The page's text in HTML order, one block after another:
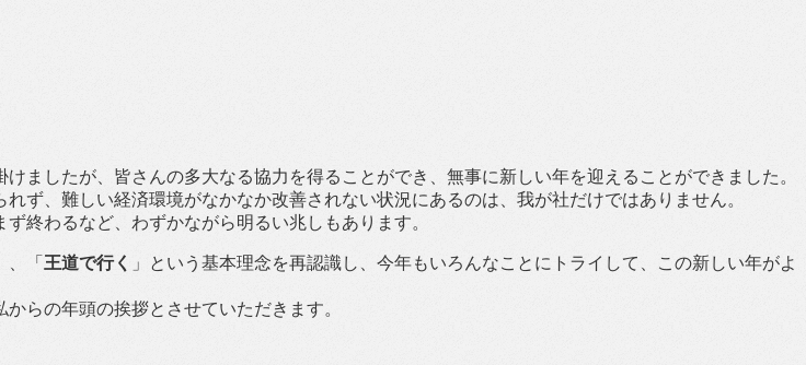
ましたが、皆さんの多大なる協力を得ることができ、無事に新しい年を迎えることができました。
ず、難しい経済環境がなかなか改善されない状況にあるのは、我が社だけではありません。
終わるなど、わずかながら明るい兆しもあります。
、「 王道で行く 」という基本理念を再認識し、今年もいろんなことにトライして、この新しい年がよ
らの年頭の挨拶とさせていただきます。